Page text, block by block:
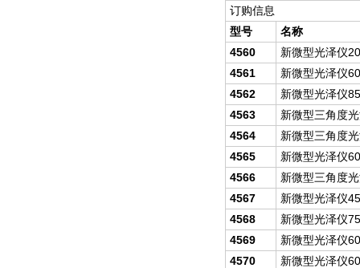
订购信息
型号
名称
4560 新微型光泽仪
4561
新微型光泽仪
4562
新微型光泽仪
4563
新微型三角度
4564 新微型三角度
4565 新微型光泽仪
4566
新微型三角度
4567 新微型光泽仪
4568
新微型光泽仪
4569
新微型光泽仪
4570
新微型光泽仪